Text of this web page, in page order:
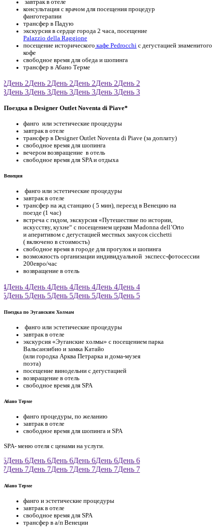
завтрак в отеле
консультация с врачом для посещения процедур
фанготерапии
трансфер в Падую
экскурсия в сердце города 2 часа, посещение
Palazzio della Raggione
посещение исторического кафе Pedrocchi с дегустацией знаменитого
кофе
свободное время для обеда и шопинга
трансфер в Абано Терме
День 2День 2День 2День 2День 2День 2
День 3День 3День 3День 3День 3День 3
Поездка в Designer Outlet Noventa di Piave*
фанго или эстетические процедуры
завтрак в отеле
трансфер в Designer Outlet Noventa di Piave (за доплату)
свободное время для шопинга
вечером возвращение в отель
свободное время для SPA и отдыха
Венеция
фанго или эстетические процедуры
завтрак в отеле
трансфер на жд станцию ( 5 мин), переезд в Венецию на
поезде (1 час)
встреча с гидом, экскурсия «Путешествие по истории,
искусству, кухне“ с посещением церкви Madonna dell’Orto
и аперитивом с дегустацией местных закусок cicchetti
( включено в стоимость)
свободное время в городе для прогулок и шопинга
возможность организации индивидуальной экспесс-фотосессии
200евро/час
возвращение в отель
День 4День 4День 4День 4День 4День 4
День 5День 5День 5День 5День 5День 5
Поездка по Эуганским Холмам
фанго или эстетические процедуры
завтрак в отеле
экскурсия «Эуганские холмы» с посещением парка
Вальсанзибио и замка Катайо
(или городка Арква Петрарка и дома-музея
поэта)
посещение винодельни с дегустацией
возвращение в отель
свободное время для SPA
Абано Терме
фанго процедуры, по желанию
завтрак в отеле
свободное время для шопинга и SPA
SPA- меню отеля с ценами на услуги.
День 6День 6День 6День 6День 6День 6
День 7День 7День 7День 7День 7День 7
Абано Терме
фанго и эстетические процедуры
завтрак в отеле
свободное время для SPA
трансфер в а/п Венеции